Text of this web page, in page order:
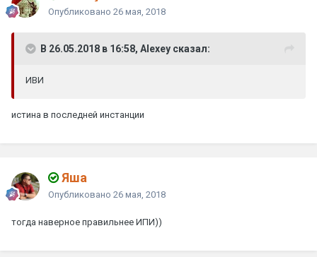
Опубликовано 26 мая, 2018
В 26.05.2018 в 16:58, Alexey сказал:
ИВИ
истина в последней инстанции
Яшa
Опубликовано 26 мая, 2018
тогда наверное правильнее ИПИ))